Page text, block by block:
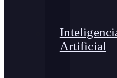
Artificial